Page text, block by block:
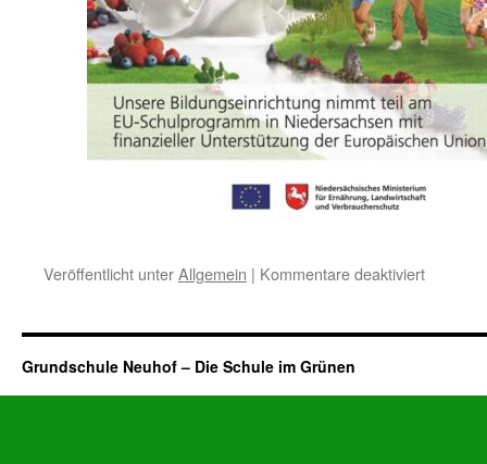
Veröffentlicht unterAllgemein | Kommentare deaktiviertfür
Grundschule Neuhof – Die Schule im Grünen